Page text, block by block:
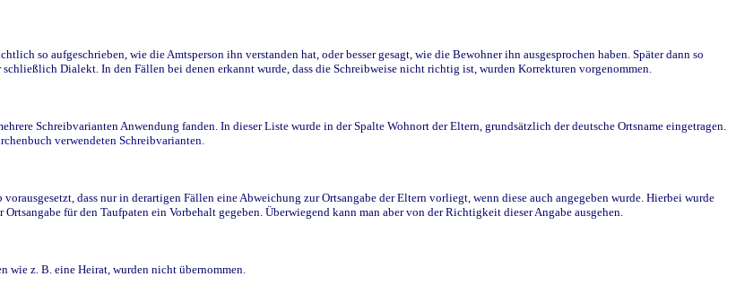
so aufgeschrieben, wie die Amtsperson ihn verstanden hat, oder besser gesagt, wie die Bewohner ihn ausgesprochen haben. Später dann so
Dialekt. In den Fällen bei denen erkannt wurde, dass die Schreibweise nicht richtig ist, wurden Korrekturen vorgenommen.
Schreibvarianten Anwendung fanden. In dieser Liste wurde in der Spalte Wohnort der Eltern, grundsätzlich der deutsche Ortsname eingetragen.
verwendeten Schreibvarianten.
dass nur in derartigen Fällen eine Abweichung zur Ortsangabe der Eltern vorliegt, wenn diese auch angegeben wurde. Hierbei wurde
für den Taufpaten ein Vorbehalt gegeben. Überwiegend kann man aber von der Richtigkeit dieser Angabe ausgehen.
wie z. B. eine Heirat, wurden nicht übernommen.